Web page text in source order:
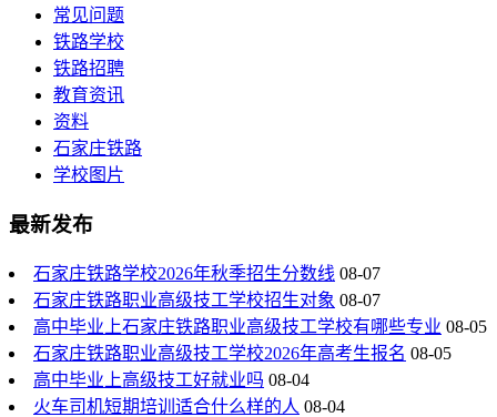
常见问题
铁路学校
铁路招聘
教育资讯
资料
石家庄铁路
学校图片
最新发布
石家庄铁路学校2026年秋季招生分数线 08-07
石家庄铁路职业高级技工学校招生对象 08-07
高中毕业上石家庄铁路职业高级技工学校有哪些专业 08-05
石家庄铁路职业高级技工学校2026年高考生报名 08-05
高中毕业上高级技工好就业吗 08-04
火车司机短期培训适合什么样的人 08-04